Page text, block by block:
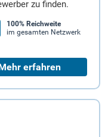
zu finden.
100% Reichweite
im gesamten Netzwerk
erfahren